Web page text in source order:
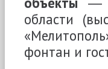
области
фонтан и